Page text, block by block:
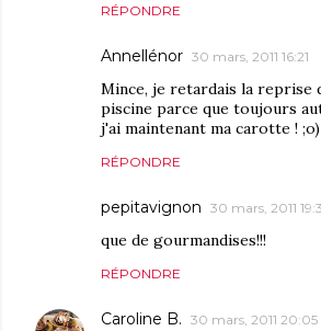
RÉPONDRE
Annellénor 30 mars, 2011 16:21
Mince, je retardais la reprise
piscine parce que toujours
j'ai maintenant ma carotte ! ;o)
RÉPONDRE
pepitavignon 30 mars, 2011
que de gourmandises!!!
RÉPONDRE
Caroline B. 30 mars, 2011 20:05